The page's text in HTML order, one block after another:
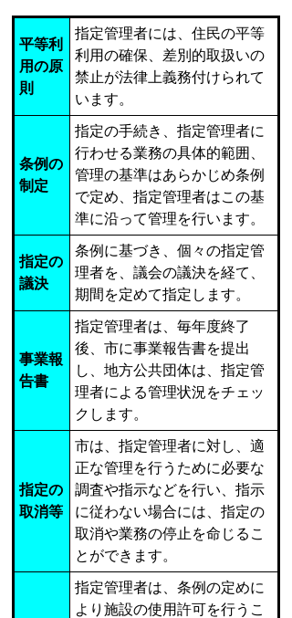
平等利
用の原
則
指定管理者には、住民の平等
利用の確保、差別的取扱いの
禁止が法律上義務付けられて
います。
条例の
制定
指定の手続き、指定管理者に
行わせる業務の具体的範囲、
管理の基準はあらかじめ条例
で定め、指定管理者はこの基
準に沿って管理を行います。
指定の
議決
条例に基づき、個々の指定管
理者を、議会の議決を経て、
期間を定めて指定します。
事業報
告書
指定管理者は、毎年度終了
後、市に事業報告書を提出
し、地方公共団体は、指定管
理者による管理状況をチェッ
クします。
指定の
取消等
市は、指定管理者に対し、適
正な管理を行うために必要な
調査や指示などを行い、指示
に従わない場合には、指定の
取消や業務の停止を命じるこ
とができます。
指定管理者は、条例の定めに
より施設の使用許可を行うこ